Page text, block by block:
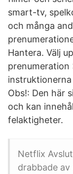
smart-tv,
och många
Hantera. Välj
prenumeration
Obs!: Den här
och kan
felaktigheter.
Netflix
drabbade